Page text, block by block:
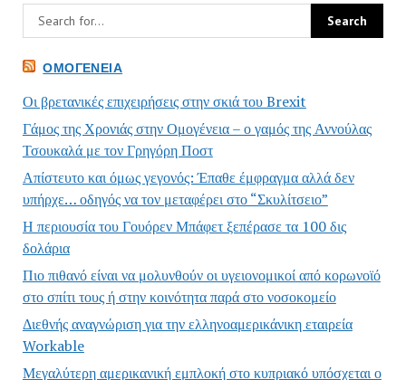
ΟΜΟΓΈΝΕΙΑ
Οι βρετανικές επιχειρήσεις στην σκιά του Brexit
Γάμος της Χρονιάς στην Ομογένεια – ο γαμός της Αννούλας
Τσουκαλά με τον Γρηγόρη Ποστ
Απίστευτο και όμως γεγονός: Έπαθε έμφραγμα αλλά δεν
υπήρχε… οδηγός να τον μεταφέρει στο “Σκυλίτσειο”
Η περιουσία του Γουόρεν Μπάφετ ξεπέρασε τα 100 δις
δολάρια
Πιο πιθανό είναι να μολυνθούν οι υγειονομικοί από κορωνοϊό
στο σπίτι τους ή στην κοινότητα παρά στο νοσοκομείο
Διεθνής αναγνώριση για την ελληνοαμερικάνικη εταιρεία
Workable
Μεγαλύτερη αμερικανική εμπλοκή στο κυπριακό υπόσχεται ο